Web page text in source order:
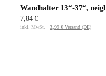
Wandhalter 13“-37“,
7,84 €
inkl. MwSt. · 3,99 € Versand (DE)